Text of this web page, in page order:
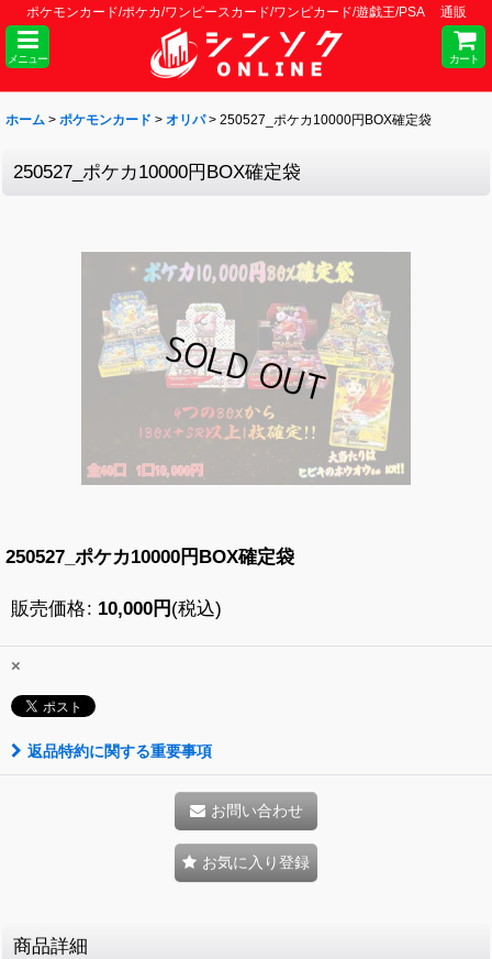
ポケモンカード/ポケカ/ワンピースカード/ワンピカード/遊戯王/PSA 通販
メニュー カート
ホーム > ポケモンカード > オリパ > 250527_ポケカ10000円BOX確定袋
250527_ポケカ10000円BOX確定袋
250527_ポケカ10000円BOX確定袋
販売価格: 10,000円 (税込)
×
返品特約に関する重要事項
お問い合わせ
お気に入り登録
商品詳細